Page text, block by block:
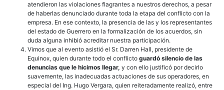
atendieron las violaciones flagrantes a nuestros derechos, a pesar
de haberlas denunciado durante toda la etapa del conflicto con la
empresa. En ese contexto, la presencia de las y los representantes
del estado de Guerrero en la formalización de los acuerdos, sin
duda alguna inhibió acreditar nuestra participación.
Vimos que al evento asistió el Sr. Darren Hall, presidente de
Equinox, quien durante todo el conflicto guardó silencio de las
denuncias que le hicimos llegar, y con ello justificó por decirlo
suavemente, las inadecuadas actuaciones de sus operadores, en
especial del Ing. Hugo Vergara, quien reiteradamente realizó, entre